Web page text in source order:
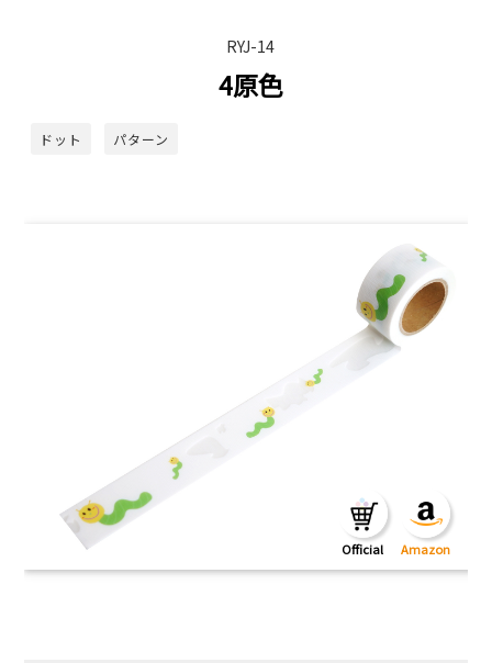
RYJ-14
4原色
ドット パターン